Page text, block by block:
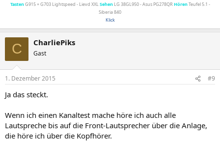
TastenG915 + G703 Lightspeed - Lievd XXL SehenLG 38GL950 - Asus PG278QR HörenTeufel 5.1 -
Siberia 840
Klick
C CharliePiks
Gast
1. Dezember 2015 #9
Ja das steckt.
Wenn ich einen Kanaltest mache höre ich auch alle
Lautspreche bis auf die Front-Lautsprecher über die Anlage,
die höre ich über die Kopfhörer.